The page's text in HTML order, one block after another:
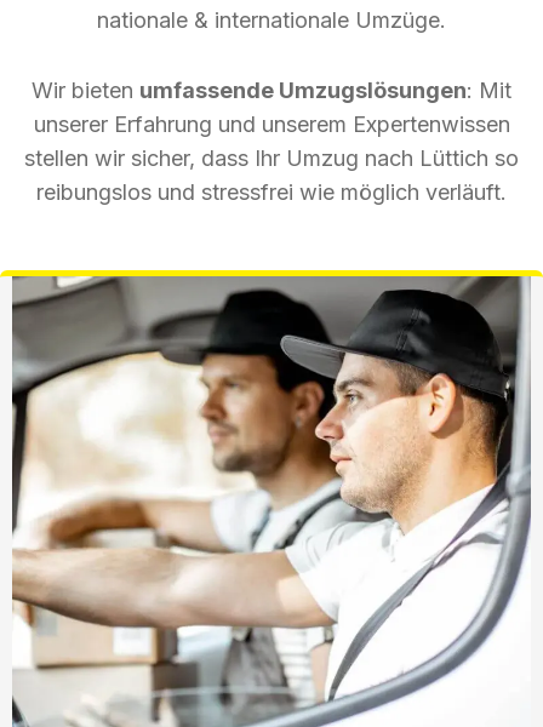
nationale & internationale Umzüge.
Wir bieten umfassende Umzugslösungen: Mit
unserer Erfahrung und unserem Expertenwissen
stellen wir sicher, dass Ihr Umzug nach Lüttich so
reibungslos und stressfrei wie möglich verläuft.